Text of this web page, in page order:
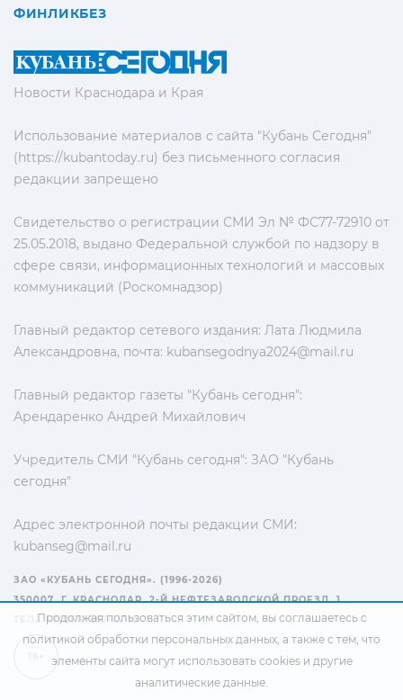
Новости Краснодара и Края
Использование материалов с сайта "Кубань Сегодня"
(https://kubantoday.ru) без письменного согласия
редакции запрещено
Свидетельство о регистрации СМИ Эл № ФС77-72910 от
25.05.2018, выдано Федеральной службой по надзору в
сфере связи, информационных технологий и массовых
коммуникаций (Роскомнадзор)
Главный редактор сетевого издания: Лата Людмила
Александровна, почта: kubansegodnya2024@mail.ru
Главный редактор газеты "Кубань сегодня":
Арендаренко Андрей Михайлович
Учредитель СМИ "Кубань сегодня": ЗАО "Кубань
сегодня"
Адрес электронной почты редакции СМИ:
kubanseg@mail.ru
ФИНЛИКБЕЗ
ЗАО «КУБАНЬ СЕГОДНЯ». (1996-2026)
350007, Г. КРАСНОДАР, 2-Й НЕФТЕЗАВОДСКОЙ ПРОЕЗД, 1
ТЕЛ.: +7(861) 267-15-15
Продолжая пользоваться этим сайтом, вы соглашаетесь с
политикой обработки персональных данных, а также с тем, что
элементы сайта могут использовать cookies и другие
аналитические данные.